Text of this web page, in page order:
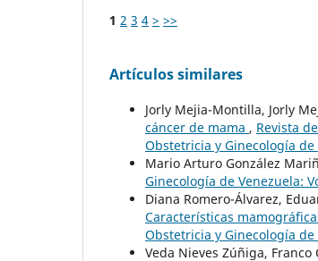
1 2 3 4 > >>
Artículos similares
Jorly Mejia-Montilla, Jorly
cáncer de mama , Revista
Obstetricia y Ginecología de
Mario Arturo González
Ginecología de Venezuela:
Diana Romero-Álvarez,
Características
Obstetricia y Ginecología de
Veda Nieves Zúñiga,